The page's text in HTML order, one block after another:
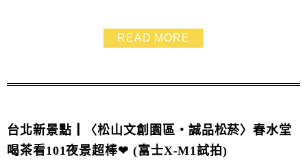
投住的酒店 這次住宿真的讓我明顯感受到尊榮的貼心對
待.尤其對待小孩更是友善 ( →最新房價)
READ MORE
台北新景點┃〈松山文創園區‧誠品松菸〉春水堂
喝茶看101夜景超棒❤ (富士X-M1試拍)